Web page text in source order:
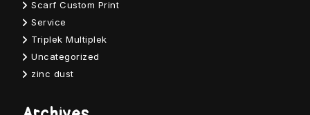
Scarf Custom Print
Service
Triplek Multiplek
Uncategorized
zinc dust